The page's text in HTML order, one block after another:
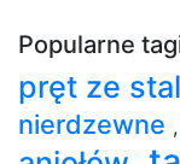
Popularne
pręt ze
nierdzewne ,